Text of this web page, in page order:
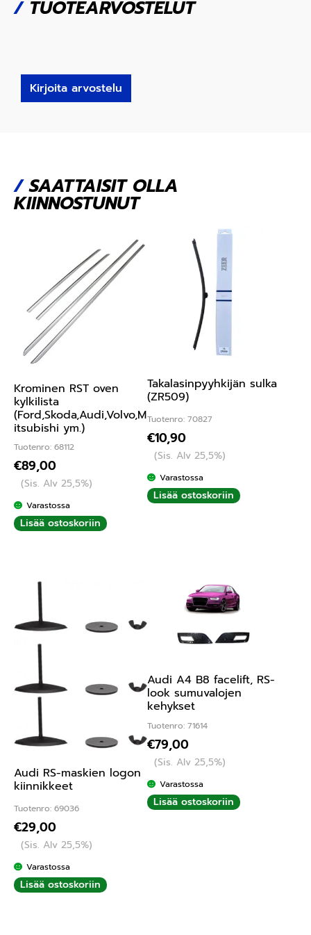
/TUOTEARVOSTELUT
Kirjoita arvostelu
/SAATTAISIT OLLA
KIINNOSTUNUT
Krominen RST oven
kylkilista
(Ford,Skoda,Audi,Volvo,M
itsubishi ym.)
Tuotenro: 68112
€89,00
(Sis. Alv 25,5%)
Varastossa
Lisää ostoskoriin
Takalasinpyyhkijän sulka
(ZR509)
Tuotenro: 70827
€10,90
(Sis. Alv 25,5%)
Varastossa
Lisää ostoskoriin
Audi RS-maskien logon
kiinnikkeet
Tuotenro: 69036
€29,00
(Sis. Alv 25,5%)
Varastossa
Lisää ostoskoriin
Audi A4 B8 facelift, RS-
look sumuvalojen
kehykset
Tuotenro: 71614
€79,00
(Sis. Alv 25,5%)
Varastossa
Lisää ostoskoriin